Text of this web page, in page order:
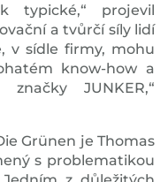
typické,“ projevil
a tvůrčí síly lidí
v sídle firmy, mohu
know-how a
značky JUNKER,“
Grünen je Thomas
s problematikou